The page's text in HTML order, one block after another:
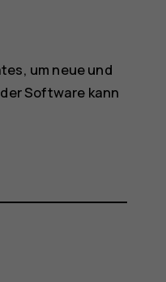
um neue und
Software kann